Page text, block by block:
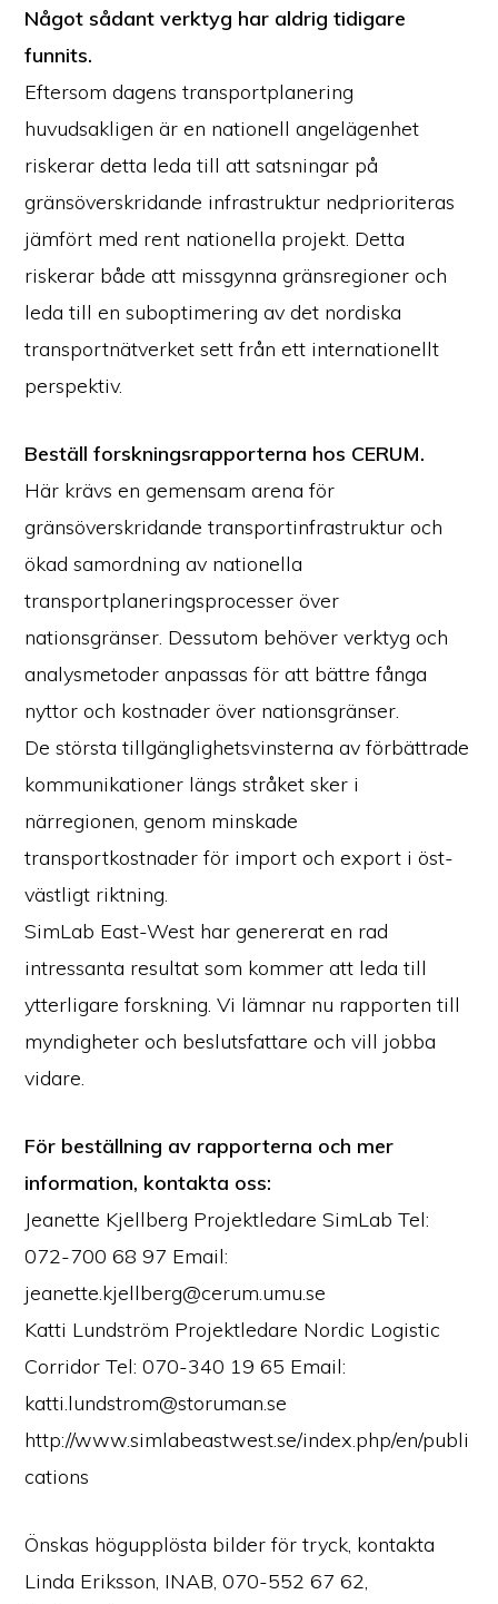
Något sådant verktyg har aldrig tidigare
funnits.
Eftersom dagens transportplanering
huvudsakligen är en nationell angelägenhet
riskerar detta leda till att satsningar på
gränsöverskridande infrastruktur nedprioriteras
jämfört med rent nationella projekt. Detta
riskerar både att missgynna gränsregioner och
leda till en suboptimering av det nordiska
transportnätverket sett från ett internationellt
perspektiv.
Beställ forskningsrapporterna hos CERUM.
Här krävs en gemensam arena för
gränsöverskridande transportinfrastruktur och
ökad samordning av nationella
transportplaneringsprocesser över
nationsgränser. Dessutom behöver verktyg och
analysmetoder anpassas för att bättre fånga
nyttor och kostnader över nationsgränser.
De största tillgänglighetsvinsterna av förbättrade
kommunikationer längs stråket sker i
närregionen, genom minskade
transportkostnader för import och export i öst-
västligt riktning.
SimLab East-West har genererat en rad
intressanta resultat som kommer att leda till
ytterligare forskning. Vi lämnar nu rapporten till
myndigheter och beslutsfattare och vill jobba
vidare.
För beställning av rapporterna och mer
information, kontakta oss:
Jeanette Kjellberg Projektledare SimLab Tel:
072-700 68 97 Email:
jeanette.kjellberg@cerum.umu.se
Katti Lundström Projektledare Nordic Logistic
Corridor Tel: 070-340 19 65 Email:
katti.lundstrom@storuman.se
http://www.simlabeastwest.se/index.php/en/publi
cations
Önskas högupplösta bilder för tryck, kontakta
Linda Eriksson, INAB, 070-552 67 62,